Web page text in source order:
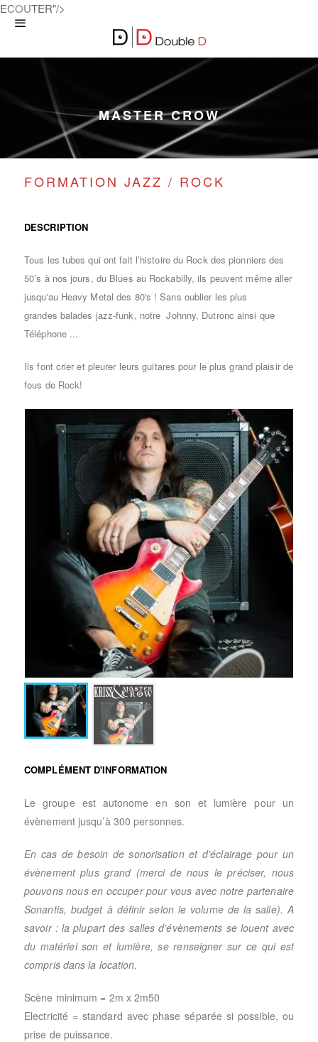
ECOUTER"/>
MASTER CROW
FORMATION JAZZ / ROCK
DESCRIPTION
Tous les tubes qui ont fait l’histoire du Rock des pionniers des
50’s à nos jours, du Blues au Rockabilly, ils peuvent même aller
jusqu'au Heavy Metal des 80's ! Sans oublier les plus
grandes balades jazz-funk, notre Johnny, Dutronc ainsi que
Téléphone ...
Ils font crier et pleurer leurs guitares pour le plus grand plaisir de
fous de Rock!
COMPLÉMENT D'INFORMATION
Le groupe est autonome en son et lumière pour un
évènement jusqu’à 300 personnes.
En cas de besoin de sonorisation et d’éclairage pour un
évènement plus grand (merci de nous le préciser, nous
pouvons nous en occuper pour vous avec notre partenaire
Sonantis, budget à définir selon le volume de la salle). A
savoir : la plupart des salles d’évènements se louent avec
du matériel son et lumière, se renseigner sur ce qui est
compris dans la location.
Scène minimum = 2m x 2m50
Electricité = standard avec phase séparée si possible, ou
prise de puissance.